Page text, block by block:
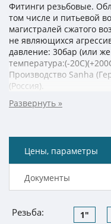
Фитинги резьбовые.
том числе и питьевой
магистралей сжатого
не являющихся
давление: 30бар (или
температура:(-
Производство Sanha
(Россия).
Цены, параметры
Документы
Резьба: 1"